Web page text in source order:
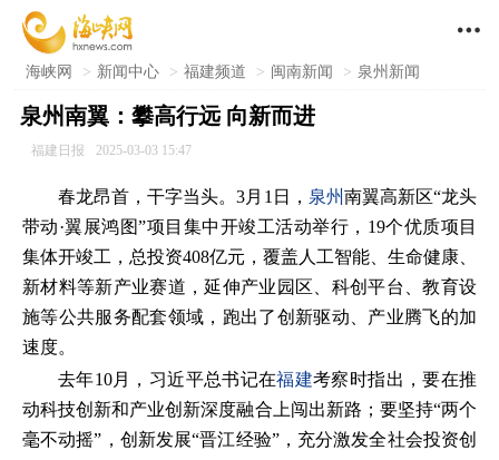

海峡网 > 新闻中心 > 福建频道 > 闽南新闻 > 泉州新闻
泉州南翼：攀高行远 向新而进
福建日报 2025-03-03 15:47
春龙昂首，干字当头。3月1日， 泉州南翼高新区“龙头
带动·翼展鸿图”项目集中开竣工活动举行，19个优质项目
集体开竣工，总投资408亿元，覆盖人工智能、生命健康、
新材料等新产业赛道，延伸产业园区、科创平台、教育设
施等公共服务配套领域，跑出了创新驱动、产业腾飞的加
速度。
去年10月，习近平总书记在福建考察时指出，要在推
动科技创新和产业创新深度融合上闯出新路；要坚持“两个
毫不动摇”，创新发展“晋江经验”，充分激发全社会投资创